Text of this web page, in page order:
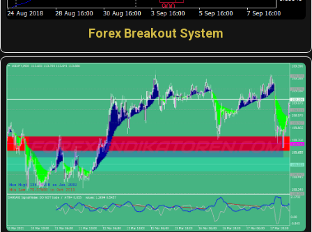
Forex Breakout System